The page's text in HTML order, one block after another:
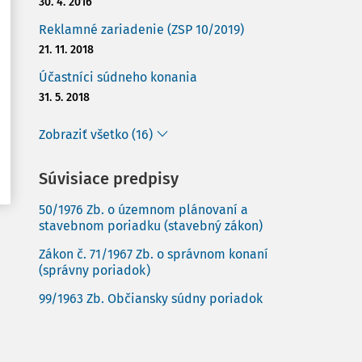
Reklamné zariadenie (ZSP 10/2019)
21. 11. 2018
Účastníci súdneho konania
31. 5. 2018
Zobraziť všetko (16)
Súvisiace predpisy
50/1976 Zb. o územnom plánovaní a
stavebnom poriadku (stavebný zákon)
Zákon č. 71/1967 Zb. o správnom konaní
(správny poriadok)
99/1963 Zb. Občiansky súdny poriadok